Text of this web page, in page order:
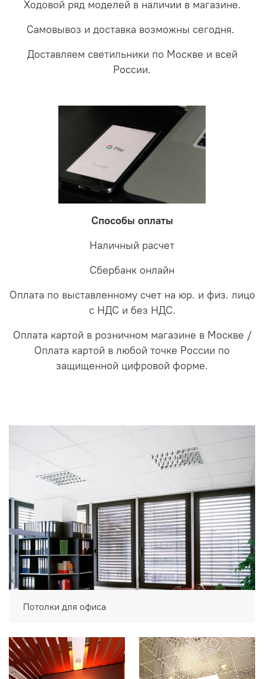
Ходовой ряд моделей в наличии в магазине.
Самовывоз и доставка возможны сегодня.
Доставляем светильники по Москве и всей
России.
Способы оплаты
Наличный расчет
Сбербанк онлайн
Оплата по выставленному счет на юр. и физ. лицо
с НДС и без НДС.
Оплата картой в розничном магазине в Москве /
Оплата картой в любой точке России по
защищенной цифровой форме.
Потолки для офиса